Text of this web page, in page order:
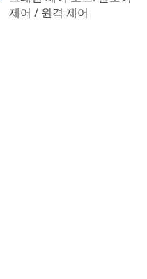
제어 / 원격 제어